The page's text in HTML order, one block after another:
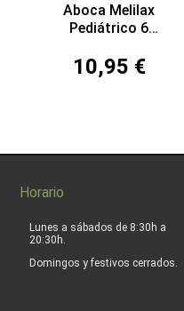
Aboca Melilax
Pediátrico 6
10,95 €
Horario
Lunes a sábados de 8:30h a
20:30h.
Domingos y festivos cerrados.